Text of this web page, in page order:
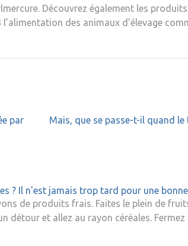
Découvrez également les
des animaux d’élevage
par
Mais, que se passe-t-il quand le
? Il n'est jamais trop tard pour une
de produits frais. Faites le plein de
détour et allez au rayon céréales.